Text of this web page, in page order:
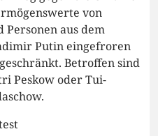
von
Personen aus dem
Putin eingefroren
Betroffen sind
Peskow oder Tui-